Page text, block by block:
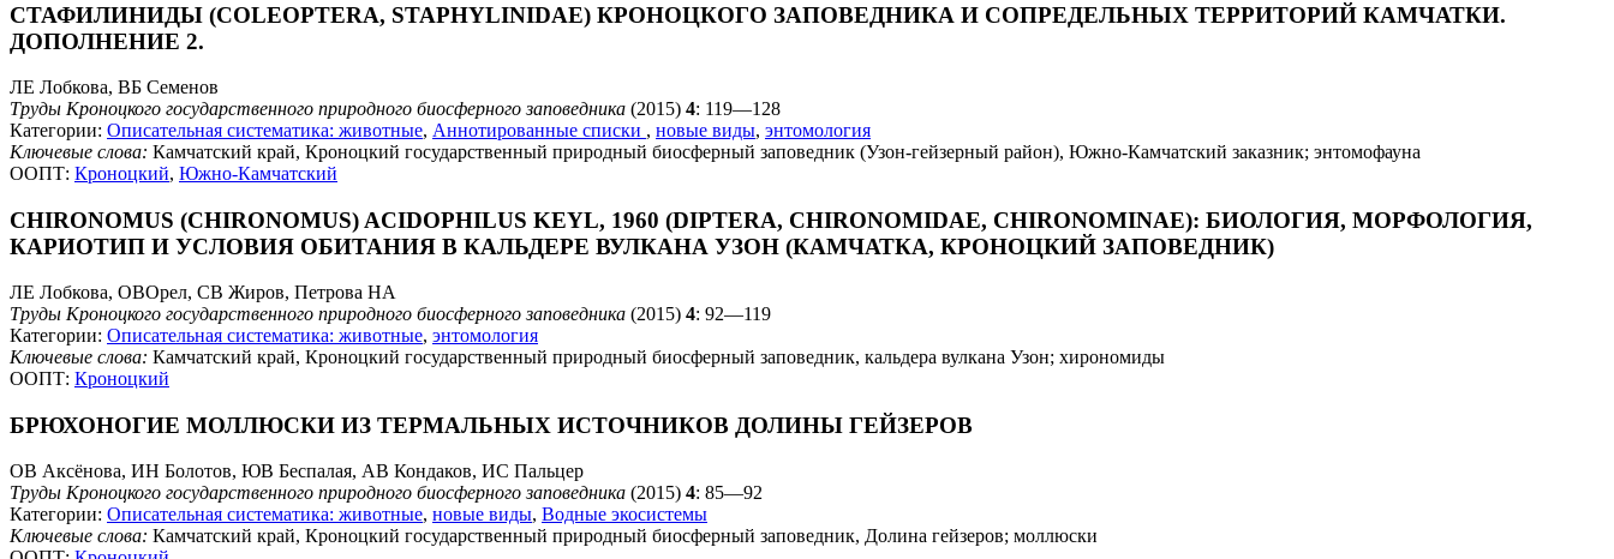
СТАФИЛИНИДЫ (COLEOPTERA, STAPHYLINIDAE) КРОНОЦКОГО ЗАПОВЕДНИКА И СОПРЕДЕЛЬНЫХ ТЕРРИТОРИЙ КАМЧАТКИ.
ДОПОЛНЕНИЕ 2.
ЛЕ Лобкова, ВБ Семенов
Труды Кроноцкого государственного природного биосферного заповедника (2015) 4: 119—128
Категории: Описательная систематика: животные, Аннотированные списки , новые виды, энтомология
Ключевые слова: Камчатский край, Кроноцкий государственный природный биосферный заповедник (Узон-гейзерный район), Южно-Камчатский заказник; энтомофауна
ООПТ: Кроноцкий, Южно-Камчатский
CHIRONOMUS (CHIRONOMUS) ACIDOPHILUS KEYL, 1960 (DIPTERA, CHIRONOMIDAE, CHIRONOMINAE): БИОЛОГИЯ, МОРФОЛОГИЯ,
КАРИОТИП И УСЛОВИЯ ОБИТАНИЯ В КАЛЬДЕРЕ ВУЛКАНА УЗОН (КАМЧАТКА, КРОНОЦКИЙ ЗАПОВЕДНИК)
ЛЕ Лобкова, ОВОрел, СВ Жиров, Петрова НА
Труды Кроноцкого государственного природного биосферного заповедника (2015) 4: 92—119
Категории: Описательная систематика: животные, энтомология
Ключевые слова: Камчатский край, Кроноцкий государственный природный биосферный заповедник, кальдера вулкана Узон; хирономиды
ООПТ: Кроноцкий
БРЮХОНОГИЕ МОЛЛЮСКИ ИЗ ТЕРМАЛЬНЫХ ИСТОЧНИКОВ ДОЛИНЫ ГЕЙЗЕРОВ
ОВ Аксёнова, ИН Болотов, ЮВ Беспалая, АВ Кондаков, ИС Пальцер
Труды Кроноцкого государственного природного биосферного заповедника (2015) 4: 85—92
Категории: Описательная систематика: животные, новые виды, Водные экосистемы
Ключевые слова: Камчатский край, Кроноцкий государственный природный биосферный заповедник, Долина гейзеров; моллюски